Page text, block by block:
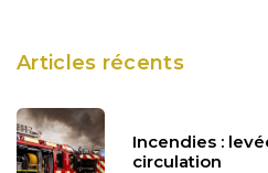
Articles récents
Incendies :
circulation